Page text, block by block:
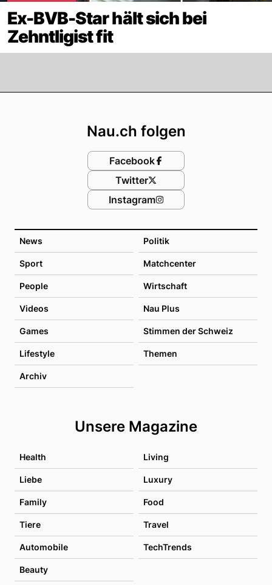
Ex-BVB-Star hält sich bei
Zehntligist fit
News Politik
Sport Matchcenter
People Wirtschaft
Videos Nau Plus
Games Stimmen der Schweiz
Lifestyle Themen
Archiv
Unsere Magazine
Health Living
Liebe Luxury
Family Food
Tiere Travel
Automobile TechTrends
Beauty
Nau.ch folgen
Facebook
Twitter
Instagram